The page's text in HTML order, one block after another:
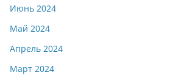
Июнь 2024
Май 2024
Апрель 2024
Март 2024